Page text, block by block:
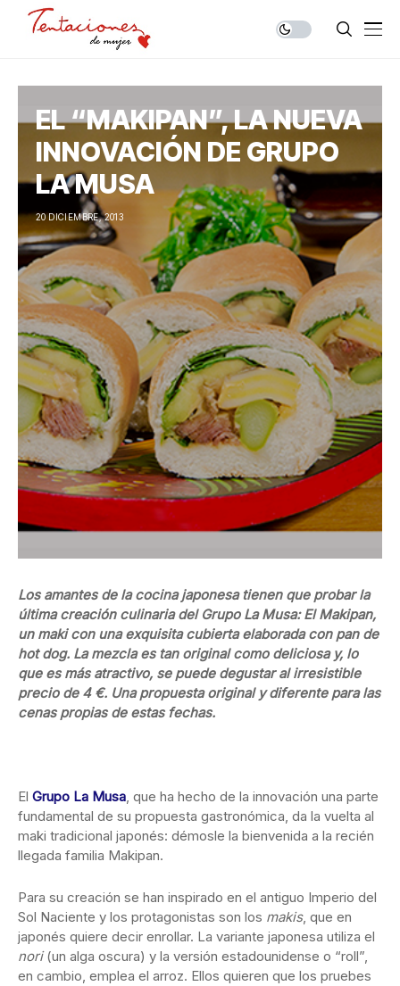
EL “MAKIPAN”, LA NUEVA
INNOVACIÓN DE GRUPO
LA MUSA
20 DICIEMBRE, 2013
Los amantes de la cocina japonesa tienen que probar la
última creación culinaria del Grupo La Musa: El Makipan,
un maki con una exquisita cubierta elaborada con pan de
hot dog. La mezcla es tan original como deliciosa y, lo
que es más atractivo, se puede degustar al irresistible
precio de 4 €. Una propuesta original y diferente para las
cenas propias de estas fechas.
El Grupo La Musa, que ha hecho de la innovación una parte
fundamental de su propuesta gastronómica, da la vuelta al
maki tradicional japonés: démosle la bienvenida a la recién
llegada familia Makipan.
Para su creación se han inspirado en el antiguo Imperio del
Sol Naciente y los protagonistas son los makis, que en
japonés quiere decir enrollar. La variante japonesa utiliza el
nori(un alga oscura) y la versión estadounidense o “roll”,
en cambio, emplea el arroz. Ellos quieren que los pruebes